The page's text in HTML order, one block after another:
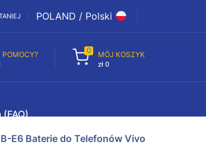
POLAND / Polski
POMOCY? 0 MÓJ KOSZYK
zł 0
B-E6 Baterie do Telefonów Vivo